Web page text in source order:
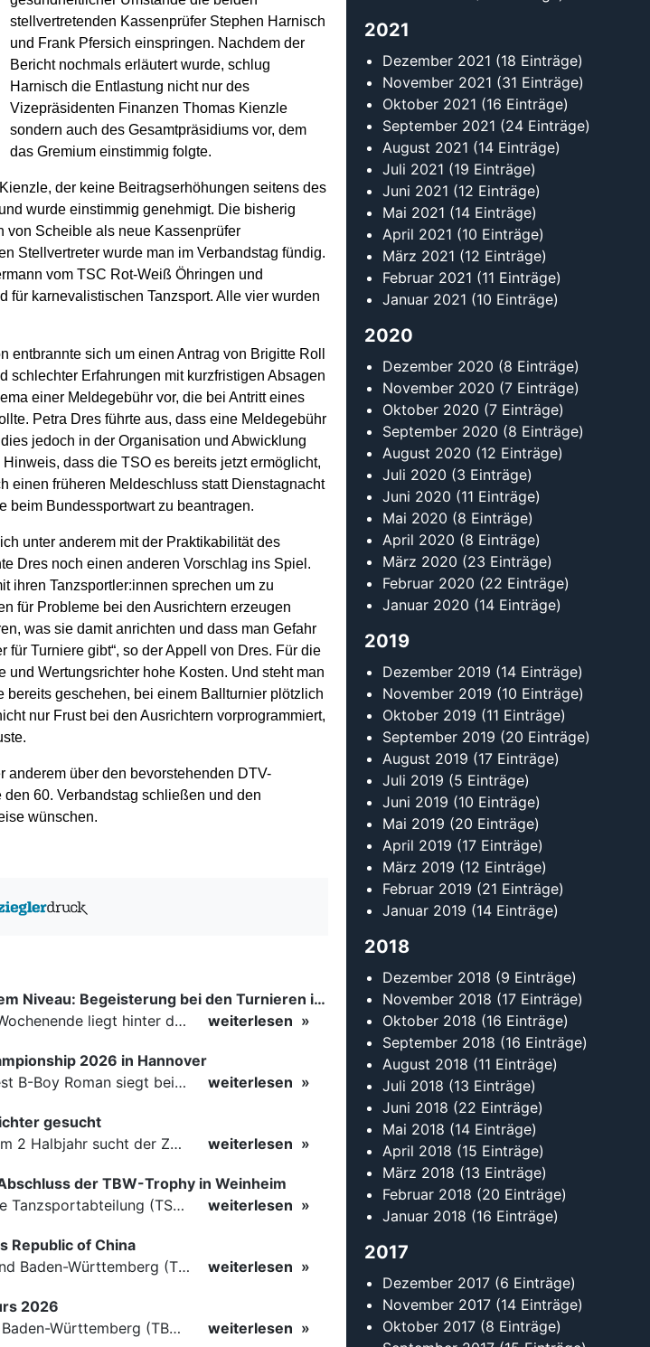
stellvertretenden Kassenprüfer Stephen Harnisch
und Frank Pfersich einspringen. Nachdem der
Bericht nochmals erläutert wurde, schlug
Harnisch die Entlastung nicht nur des
Vizepräsidenten Finanzen Thomas Kienzle
sondern auch des Gesamtpräsidiums vor, dem
das Gremium einstimmig folgte.
der keine Beitragserhöhungen seitens des
wurde einstimmig genehmigt. Die bisherig
von Scheible als neue Kassenprüfer
Stellvertreter wurde man im Verbandstag fündig.
vom TSC Rot-Weiß Öhringen und
für karnevalistischen Tanzsport. Alle vier wurden
entbrannte sich um einen Antrag von Brigitte Roll
schlechter Erfahrungen mit kurzfristigen Absagen
einer Meldegebühr vor, die bei Antritt eines
Petra Dres führte aus, dass eine Meldegebühr
jedoch in der Organisation und Abwicklung
dass die TSO es bereits jetzt ermöglicht,
einen früheren Meldeschluss statt Dienstagnacht
beim Bundessportwart zu beantragen.
unter anderem mit der Praktikabilität des
Dres noch einen anderen Vorschlag ins Spiel.
ihren Tanzsportler:innen sprechen um zu
für Probleme bei den Ausrichtern erzeugen
was sie damit anrichten und dass man Gefahr
für Turniere gibt“, so der Appell von Dres. Für die
und Wertungsrichter hohe Kosten. Und steht man
bereits geschehen, bei einem Ballturnier plötzlich
nur Frust bei den Ausrichtern vorprogrammiert,
anderem über den bevorstehenden DTV-
60. Verbandstag schließen und den
wünschen.
Tanzsport auf höchstem Niveau: Begeisterung bei den Turnieren in…
Ein rundum gelungenes Tanzsport-Wochenende liegt hinter den Paaren und Organisatoren in Enzklösterle. Am 1. und 2. August 2026 verwandelte sich die Festhalle wieder in einen lebendigen Mittelpunkt des…
weiterlesen
2026 in Hannover
Der erste Deutsche Meister steht fest B-Boy Roman siegt bei den Juniors
weiterlesen
gesucht
Für einige nachgemeldete Turniere im 2 Halbjahr sucht der ZWE noch Wertungsrichter.
weiterlesen
der TBW-Trophy in Weinheim
Am 18. und 19. Juli 2026 richtete die Tanzsportabteilung (TSA) der TSG 1862 Weinheim das Abschlussturnier der diesjährigen TBW-Trophy-Serie aus. Zum traditionellen Saisonfinale kamen rund 400 Starts über…
weiterlesen
Republic of China
Die Paare aus dem Tanzsportverband Baden-Württemberg (TBW) haben beim hochklassig besetzten WDSF GrandSlam im chinesischen Nanjing wieder einmal auf internationalem Top-Niveau geglänzt. Das…
weiterlesen
2026
Die Paare des Tanzsportverbandes Baden-Württemberg (TBW) glänzten auf dem internationalen Parkett des Vienna Dance Concourse 2026 im Wiener Rathaus mit hervorragenden Platzierungen Ergebnisse unter: …
weiterlesen
2021
Dezember 2021 (18 Einträge)
November 2021 (31 Einträge)
Oktober 2021 (16 Einträge)
September 2021 (24 Einträge)
August 2021 (14 Einträge)
Juli 2021 (19 Einträge)
Juni 2021 (12 Einträge)
Mai 2021 (14 Einträge)
April 2021 (10 Einträge)
März 2021 (12 Einträge)
Februar 2021 (11 Einträge)
Januar 2021 (10 Einträge)
2020
Dezember 2020 (8 Einträge)
November 2020 (7 Einträge)
Oktober 2020 (7 Einträge)
September 2020 (8 Einträge)
August 2020 (12 Einträge)
Juli 2020 (3 Einträge)
Juni 2020 (11 Einträge)
Mai 2020 (8 Einträge)
April 2020 (8 Einträge)
März 2020 (23 Einträge)
Februar 2020 (22 Einträge)
Januar 2020 (14 Einträge)
2019
Dezember 2019 (14 Einträge)
November 2019 (10 Einträge)
Oktober 2019 (11 Einträge)
September 2019 (20 Einträge)
August 2019 (17 Einträge)
Juli 2019 (5 Einträge)
Juni 2019 (10 Einträge)
Mai 2019 (20 Einträge)
April 2019 (17 Einträge)
März 2019 (12 Einträge)
Februar 2019 (21 Einträge)
Januar 2019 (14 Einträge)
2018
Dezember 2018 (9 Einträge)
November 2018 (17 Einträge)
Oktober 2018 (16 Einträge)
September 2018 (16 Einträge)
August 2018 (11 Einträge)
Juli 2018 (13 Einträge)
Juni 2018 (22 Einträge)
Mai 2018 (14 Einträge)
April 2018 (15 Einträge)
März 2018 (13 Einträge)
Februar 2018 (20 Einträge)
Januar 2018 (16 Einträge)
2017
Dezember 2017 (6 Einträge)
November 2017 (14 Einträge)
Oktober 2017 (8 Einträge)